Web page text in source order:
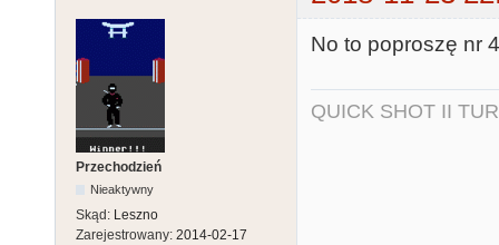
Przechodzień
Nieaktywny
Skąd: Leszno
Zarejestrowany: 2014-02-17
No to poproszę nr
QUICK SHOT II